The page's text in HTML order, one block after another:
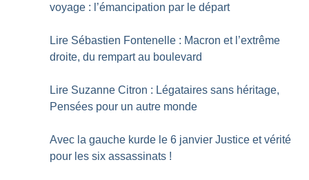
voyage : l’émancipation par le départ
Lire Sébastien Fontenelle : Macron et l’extrême
droite, du rempart au boulevard
Lire Suzanne Citron : Légataires sans héritage,
Pensées pour un autre monde
Avec la gauche kurde le 6 janvier Justice et vérité
pour les six assassinats !